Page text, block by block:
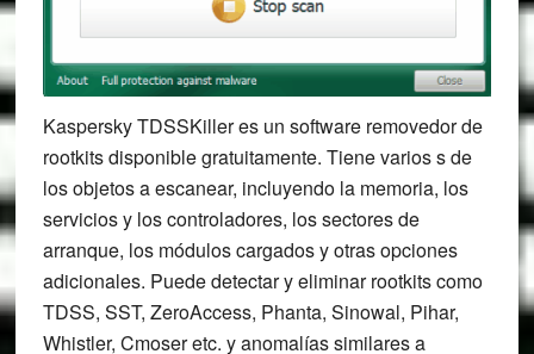
Kaspersky TDSSKiller es un software removedor de
rootkits disponible gratuitamente. Tiene varios s de
los objetos a escanear, incluyendo la memoria, los
servicios y los controladores, los sectores de
arranque, los módulos cargados y otras opciones
adicionales. Puede detectar y eliminar rootkits como
TDSS, SST, ZeroAccess, Phanta, Sinowal, Pihar,
Whistler, Cmoser etc. y anomalías similares a